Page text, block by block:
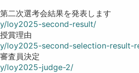
次選考会結果を発表します
loy2025-second-result/
賞理由
loy2025-second-selection-result-
査員決定
loy2025-judge-2/